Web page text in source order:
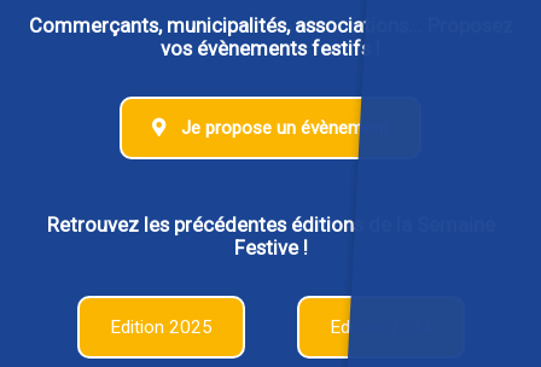
Commerçants, municipalités, associations... Proposez
vos évènements festifs !
Je propose un évènement
Retrouvez les précédentes éditions de la Semaine
Festive !
Edition 2025 Edition 2024